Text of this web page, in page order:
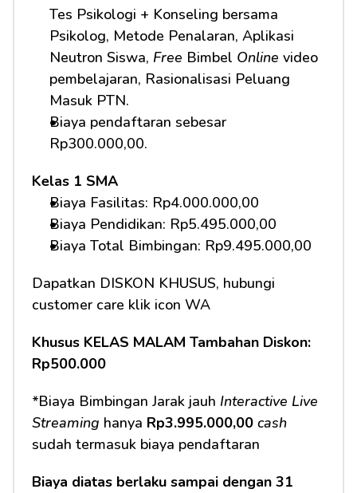
Tes Psikologi + Konseling bersama
Psikolog, Metode Penalaran, Aplikasi
Neutron Siswa, Free Bimbel Online video
pembelajaran, Rasionalisasi Peluang
Masuk PTN.
Biaya pendaftaran sebesar
Rp300.000,00.
Kelas 1 SMA
Biaya Fasilitas: Rp4.000.000,00
Biaya Pendidikan: Rp5.495.000,00
Biaya Total Bimbingan: Rp9.495.000,00
Dapatkan DISKON KHUSUS, hubungi
customer care klik icon WA
Khusus KELAS MALAM Tambahan Diskon:
Rp500.000
*Biaya Bimbingan Jarak jauh Interactive Live
Streaming hanya Rp3.995.000,00 cash
sudah termasuk biaya pendaftaran
Biaya diatas berlaku sampai dengan 31